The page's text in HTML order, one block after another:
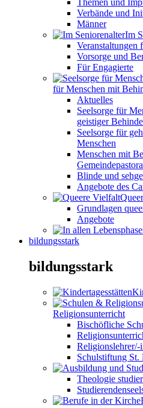
Themen und
Verbände und
Männer
Im
Veranstaltungen
Vorsorge und
Für Engagierte
für Menschen mit
Aktuelles
Seelsorge für
geistiger
Seelsorge für
Menschen
Menschen mit
Blinde und
Angebote des
Grundlagen
Angebote
bildungsstark
bildungsstark
Religionsunterricht
Bischöfliche
Religionslehrer/-
Schulstiftung St.
Theologie